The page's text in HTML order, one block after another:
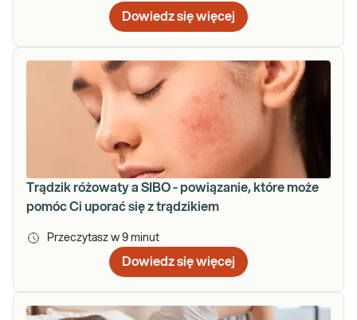
Dowiedz się więcej
Trądzik różowaty a SIBO - powiązanie, które może
pomóc Ci uporać się z trądzikiem
Przeczytasz w 9 minut
Dowiedz się więcej